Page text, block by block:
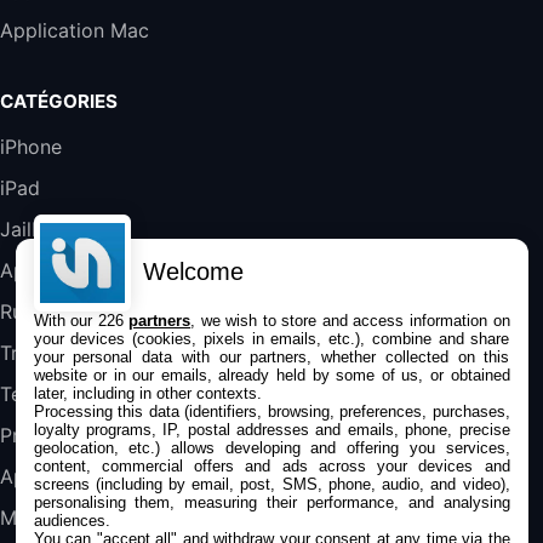
Galaxy S25 FE 6,7\" 5G Nano SIM 128 Go
Blanc
45,98€
Application Mac
CATÉGORIES
iPhone
iPad
Jailbreak
Applications
Rumeurs
Trucs & astuces
Tests
Promos
Apple
Mac
Welcome
With our 226partners , we wish to store and access information on
your devices (cookies, pixels in emails, etc.), combine and share
your personal data with our partners, whether collected on this
website or in our emails, already held by some of us, or obtained
later, including in other contexts.
Processing this data (identifiers, browsing, preferences, purchases,
loyalty programs, IP, postal addresses and emails, phone, precise
geolocation, etc.) allows developing and offering you services,
content, commercial offers and ads across your devices and
screens (including by email, post, SMS, phone, audio, and video),
personalising them, measuring their performance, and analysing
audiences.
You can "accept all" and withdraw your consent at any time via the